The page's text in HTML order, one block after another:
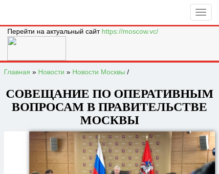
Перейти на актуальный сайт https://moscow.vc/
Главная » Новости » Новости Москвы /
СОВЕЩАНИЕ ПО ОПЕРАТИВНЫМ
ВОПРОСАМ В ПРАВИТЕЛЬСТВЕ
МОСКВЫ